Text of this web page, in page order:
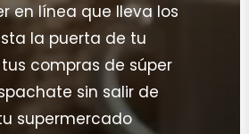
en línea que lleva los
la puerta de tu
compras de súper
sin salir de
supermercado